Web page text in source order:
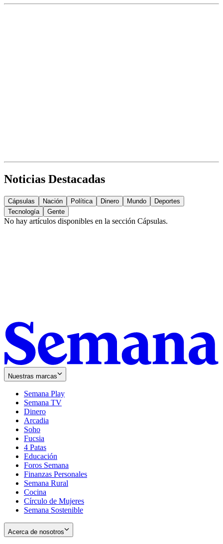
Noticias Destacadas
Cápsulas Nación Política Dinero Mundo
Deportes
Tecnología
Gente
No hay artículos disponibles en la sección Cápsulas.
Nuestras marcas
Semana Play
Semana TV
Dinero
Arcadia
Soho
in
new
window
Fucsia
in
new
window
4 Patas
Educación
Foros Semana
Finanzas Personales
Semana Rural
Cocina
Círculo de Mujeres
Semana Sostenible
Acerca de nosotros